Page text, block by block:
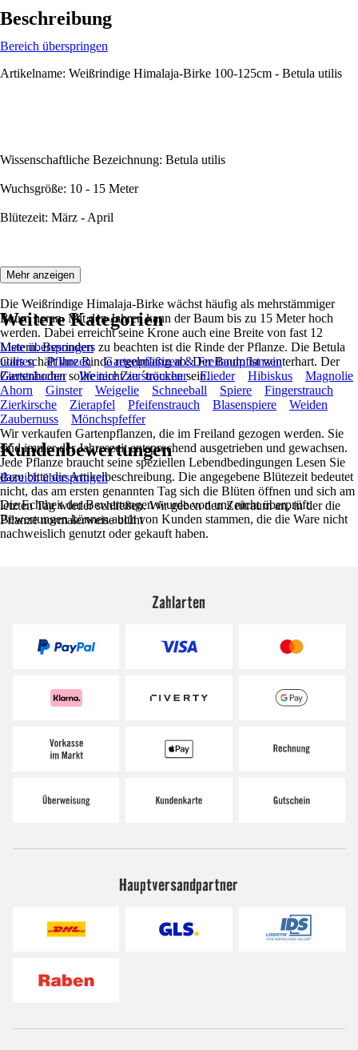
Beschreibung
Bereich überspringen
Artikelname: Weißrindige Himalaja-Birke 100-125cm - Betula utilis
Wissenschaftliche Bezeichnung: Betula utilis
Wuchsgröße: 10 - 15 Meter
Blütezeit: März - April
Beschreibung:
Die Weißrindige Himalaja-Birke wächst häufig als mehrstämmiger
Baum heran. Mit den Jahren kann der Baum bis zu 15 Meter hoch
werden. Dabei erreicht seine Krone auch eine Breite von fast 12
Metern. Besonders zu beachten ist die Rinde der Pflanze. Die Betula
utilis schält ihre Rinde regelmäßig ab. Der Baum ist winterhart. Der
Gartenboden sollte nicht zu ´trocken sein.
Wir verkaufen Gartenpflanzen, die im Freiland gezogen werden. Sie
sind immer der Jahreszeit entsprechend ausgetrieben und gewachsen.
Jede Pflanze braucht seine speziellen Lebendbedingungen Lesen Sie
dazu bitte die Artikelbeschreibung. Die angegebene Blütezeit bedeutet
nicht, das am ersten genannten Tag sich die Blüten öffnen und sich am
letzten Tag wieder schließen. Wir geben den Zeitraum an, in der die
Pflanze normalerweise blüht
Mehr anzeigen
Weitere Kategorien
Liste überspringen
Garten
Pflanzen
Gartenpflanzen & Freilandpflanzen
Ziersträucher
Weitere Ziersträucher Flieder Hibiskus
Magnolie
Ahorn
Ginster Weigelie Schneeball Spiere
Fingerstrauch
Zierkirsche
Zierapfel Pfeifenstrauch Blasenspiere
Weiden
Zaubernuss
Mönchspfeffer
Kundenbewertungen
Bereich überspringen
Die Echtheit der Bewertungen wurde von uns nicht überprüft.
Bewertungen können auch von Kunden stammen, die die Ware nicht
nachweislich genutzt oder gekauft haben.
Zahlarten
Hauptversandpartner